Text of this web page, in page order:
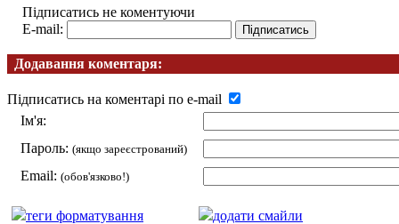
Підписатись не коментуючи
E-mail:
Додавання коментаря:
Підписатись на коментарі по e-mail
Ім'я:
Пароль: (якщо зареєстрований)
Email: (обов'язково!)
теги форматування додати смайли